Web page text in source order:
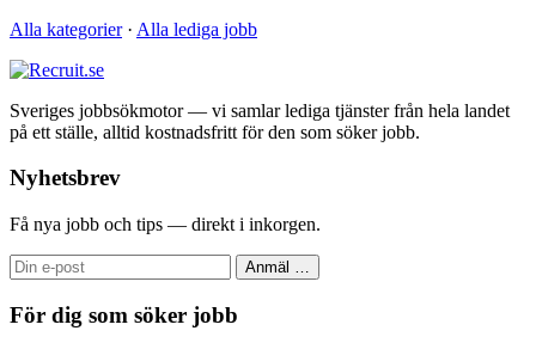
Alla kategorier· Alla lediga jobb
Sveriges jobbsökmotor — vi samlar lediga tjänster från hela landet
på ett ställe, alltid kostnadsfritt för den som söker jobb.
Nyhetsbrev
Få nya jobb och tips — direkt i inkorgen.
Anmäl …
För dig som söker jobb